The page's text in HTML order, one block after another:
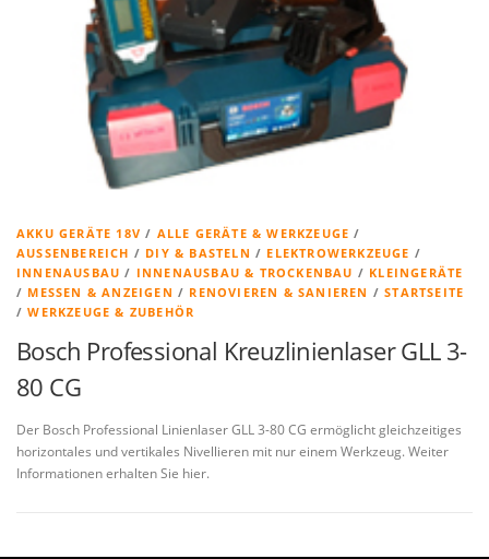
AKKU GERÄTE 18V / ALLE GERÄTE & WERKZEUGE /
AUSSENBEREICH
/ DIY & BASTELN / ELEKTROWERKZEUGE /
INNENAUSBAU / INNENAUSBAU & TROCKENBAU / KLEINGERÄTE
/ MESSEN & ANZEIGEN / RENOVIEREN & SANIEREN /STARTSEITE
/WERKZEUGE & ZUBEHÖR
Bosch Professional Kreuzlinienlaser GLL 3-
80 CG
Der Bosch Professional Linienlaser GLL 3-80 CG ermöglicht gleichzeitiges
horizontales und vertikales Nivellieren mit nur einem Werkzeug. Weiter
Informationen erhalten Sie hier.